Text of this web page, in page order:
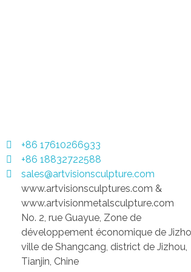
+86 17610266933
+86 18832722588
sales@artvisionsculpture.com
www.artvisionsculptures.com &
www.artvisionmetalsculpture.com
No. 2, rue Guayue, Zone de
développement économique de
ville de Shangcang, district de Jizhou,
Tianjin, Chine